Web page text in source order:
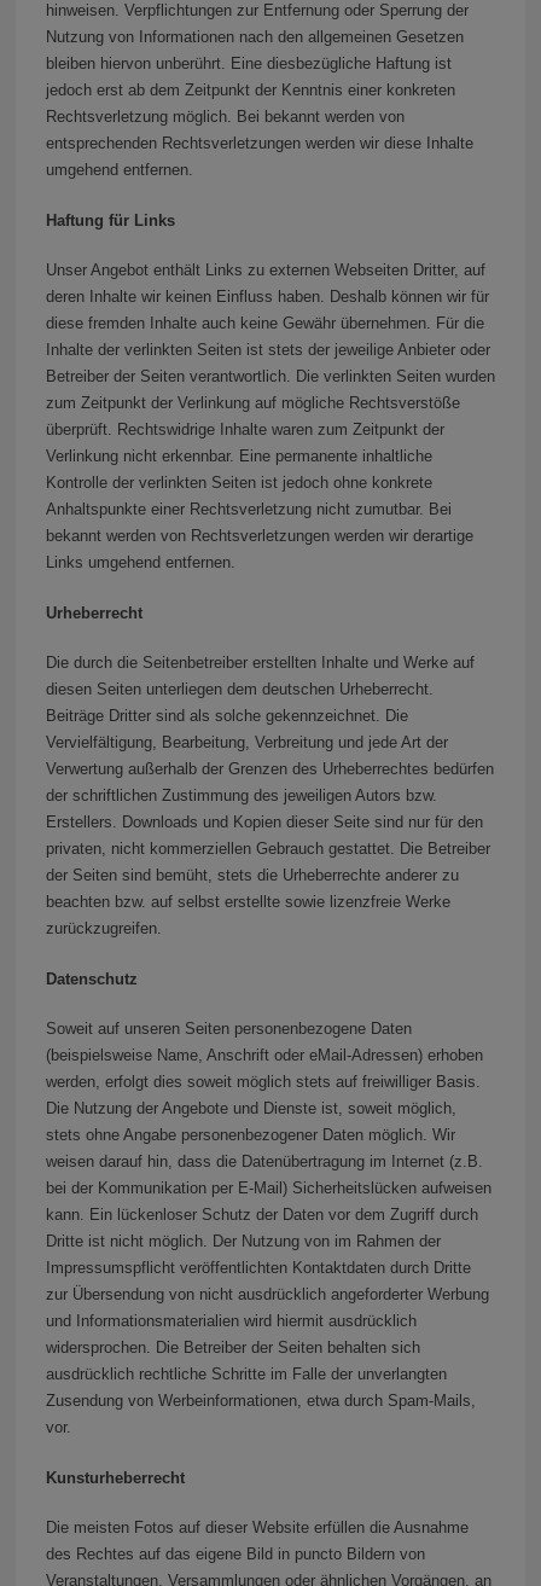
hinweisen. Verpflichtungen zur Entfernung oder Sperrung der
Nutzung von Informationen nach den allgemeinen Gesetzen
bleiben hiervon unberührt. Eine diesbezügliche Haftung ist
jedoch erst ab dem Zeitpunkt der Kenntnis einer konkreten
Rechtsverletzung möglich. Bei bekannt werden von
entsprechenden Rechtsverletzungen werden wir diese Inhalte
umgehend entfernen.
Haftung für Links
Unser Angebot enthält Links zu externen Webseiten Dritter, auf
deren Inhalte wir keinen Einfluss haben. Deshalb können wir für
diese fremden Inhalte auch keine Gewähr übernehmen. Für die
Inhalte der verlinkten Seiten ist stets der jeweilige Anbieter oder
Betreiber der Seiten verantwortlich. Die verlinkten Seiten wurden
zum Zeitpunkt der Verlinkung auf mögliche Rechtsverstöße
überprüft. Rechtswidrige Inhalte waren zum Zeitpunkt der
Verlinkung nicht erkennbar. Eine permanente inhaltliche
Kontrolle der verlinkten Seiten ist jedoch ohne konkrete
Anhaltspunkte einer Rechtsverletzung nicht zumutbar. Bei
bekannt werden von Rechtsverletzungen werden wir derartige
Links umgehend entfernen.
Urheberrecht
Die durch die Seitenbetreiber erstellten Inhalte und Werke auf
diesen Seiten unterliegen dem deutschen Urheberrecht.
Beiträge Dritter sind als solche gekennzeichnet. Die
Vervielfältigung, Bearbeitung, Verbreitung und jede Art der
Verwertung außerhalb der Grenzen des Urheberrechtes bedürfen
der schriftlichen Zustimmung des jeweiligen Autors bzw.
Erstellers. Downloads und Kopien dieser Seite sind nur für den
privaten, nicht kommerziellen Gebrauch gestattet. Die Betreiber
der Seiten sind bemüht, stets die Urheberrechte anderer zu
beachten bzw. auf selbst erstellte sowie lizenzfreie Werke
zurückzugreifen.
Datenschutz
Soweit auf unseren Seiten personenbezogene Daten
(beispielsweise Name, Anschrift oder eMail-Adressen) erhoben
werden, erfolgt dies soweit möglich stets auf freiwilliger Basis.
Die Nutzung der Angebote und Dienste ist, soweit möglich,
stets ohne Angabe personenbezogener Daten möglich. Wir
weisen darauf hin, dass die Datenübertragung im Internet (z.B.
bei der Kommunikation per E-Mail) Sicherheitslücken aufweisen
kann. Ein lückenloser Schutz der Daten vor dem Zugriff durch
Dritte ist nicht möglich. Der Nutzung von im Rahmen der
Impressumspflicht veröffentlichten Kontaktdaten durch Dritte
zur Übersendung von nicht ausdrücklich angeforderter Werbung
und Informationsmaterialien wird hiermit ausdrücklich
widersprochen. Die Betreiber der Seiten behalten sich
ausdrücklich rechtliche Schritte im Falle der unverlangten
Zusendung von Werbeinformationen, etwa durch Spam-Mails,
vor.
Kunsturheberrecht
Die meisten Fotos auf dieser Website erfüllen die Ausnahme
des Rechtes auf das eigene Bild in puncto Bildern von
Veranstaltungen, Versammlungen oder ähnlichen Vorgängen, an